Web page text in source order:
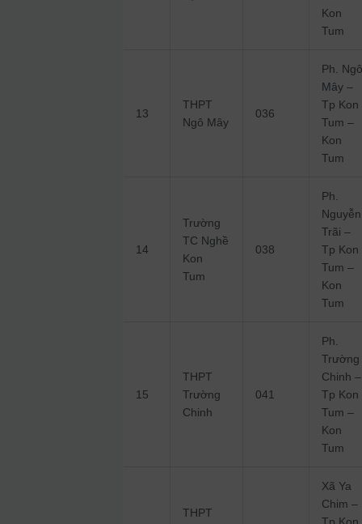
Kon
Tum
13
THPT
Ngô Mây
036
Ph.
Mây –
Tp Kon
Tum –
Kon
Tum
14
Trường
TC Nghề
Kon
Tum
038
Ph.
Nguyễn
Trãi –
Tp Kon
Tum –
Kon
Tum
15
THPT
Trường
Chinh
041
Ph.
Trường
Chinh –
Tp Kon
Tum –
Kon
Tum
THPT
Xã Ya
Chim –